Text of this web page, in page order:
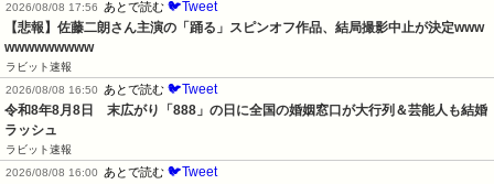
2026/08/08 17:56
あとで読む 🐦Tweet
【悲報】佐藤二朗さん主演の「踊る」スピンオフ作品、結局撮影中止が決定www
wwwwwwwww
ラビット速報
2026/08/08 16:50
あとで読む 🐦Tweet
令和8年8月8日　末広がり「888」の日に全国の婚姻窓口が大行列＆芸能人も結婚
ラッシュ
ラビット速報
2026/08/08 16:00
あとで読む 🐦Tweet